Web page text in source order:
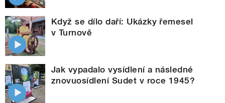
Když se dílo daří: Ukázky řemesel
v Turnově
Jak vypadalo vysídlení a následné
znovuosídlení Sudet v roce 1945?